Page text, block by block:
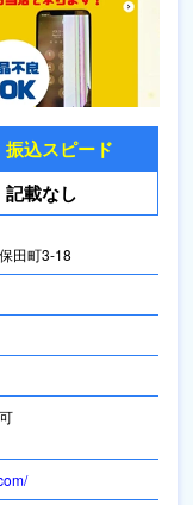
振込スピード
記載なし
田町3-18